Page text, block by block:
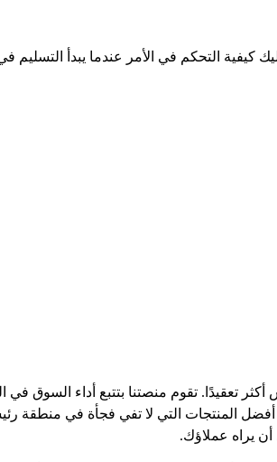
التحكم في الأمر عندما يبدأ التسليم في
تعقيدًا. تقوم منصتنا بتتبع أداء السوق في
المنتجات التي لا تفي فجأة في منطقة
يراه عملاؤك.